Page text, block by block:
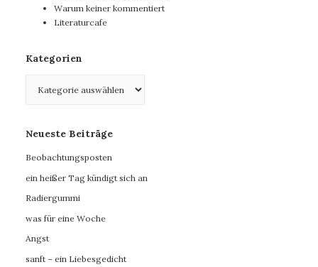
Warum keiner kommentiert
Literaturcafe
Kategorien
Neueste Beiträge
Beobachtungsposten
ein heißer Tag kündigt sich an
Radiergummi
was für eine Woche
Angst
sanft – ein Liebesgedicht